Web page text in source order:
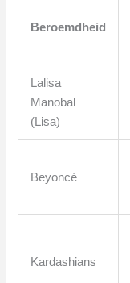
Beroemdheid
Lalisa
Manobal
(Lisa)
Beyoncé
Kardashians